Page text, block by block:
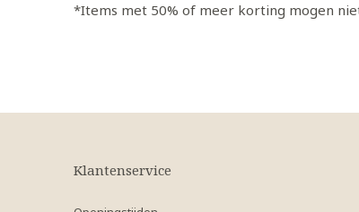
*Items met 50% of meer korting mogen
Klantenservice